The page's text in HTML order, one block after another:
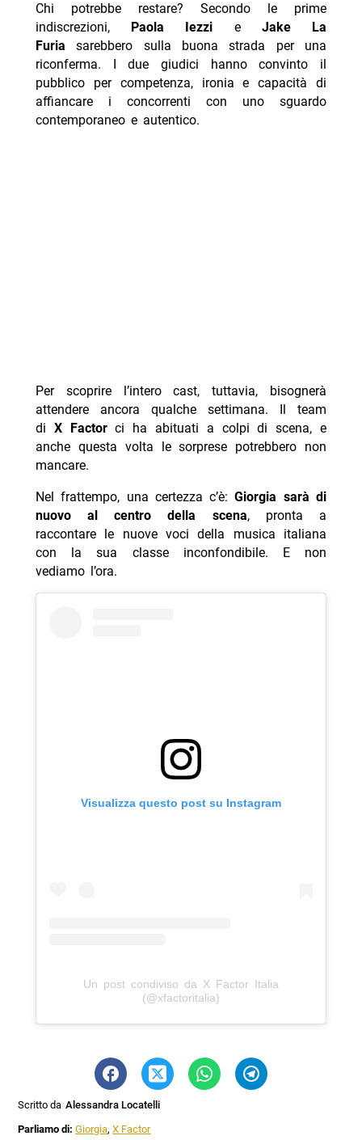
Chi potrebbe restare? Secondo le prime
indiscrezioni,
Paola Iezzi e Jake La
Furia sarebbero sulla buona strada per una
riconferma. I due giudici hanno convinto il
pubblico per competenza, ironia e capacità di
affiancare i concorrenti con uno sguardo
contemporaneo e autentico.
Per scoprire l’intero cast, tuttavia, bisognerà
attendere ancora qualche settimana. Il team
di X Factorci ha abituati a colpi di scena, e
anche questa volta le sorprese potrebbero non
mancare.
Nel frattempo, una certezza c’è:Giorgia sarà di
nuovo al centro della scena, pronta a
raccontare le nuove voci della musica italiana
con la sua classe inconfondibile. E non
vediamo l’ora.
Visualizza questo post su Instagram
Un post condiviso da X Factor Italia
(@xfactoritalia)
Scritto da Alessandra Locatelli
Parliamo di:Giorgia,X Factor